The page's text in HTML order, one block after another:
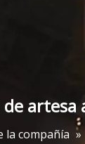
artesa
la compañía »